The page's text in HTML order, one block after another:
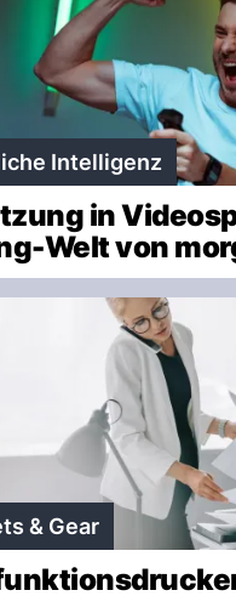
Intelligenz
in
Welt von
& Gear